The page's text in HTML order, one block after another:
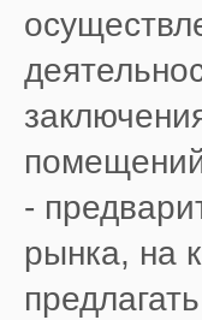
-
рынка, на